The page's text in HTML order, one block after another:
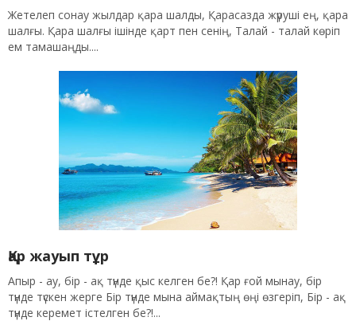
Жетелеп сонау жылдар қара шалды, Қарасазда жүруші ең, қара
шалғы. Қара шалғы ішінде қарт пен сенің, Талай - талай көріп
ем тамашаңды....
Қар жауып тұр
Апыр - ау, бір - ақ түнде қыс келген бе?! Қар ғой мынау, бір
түнде түскен жерге Бір түнде мына аймақтың өңі өзгеріп, Бір - ақ
түнде керемет істелген бе?!...